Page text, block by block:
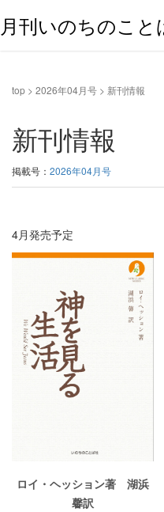
月刊いのちのこと
top > 2026年04月号 > 新刊情報
新刊情報
掲載号： 2026年04月号
4月発売予定
ロイ・ヘッション著 湖浜
馨訳